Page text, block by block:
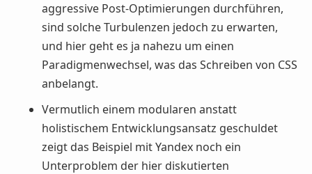
aggressive Post-Optimierungen durchführen,
sind solche Turbulenzen jedoch zu erwarten,
und hier geht es ja nahezu um einen
Paradigmenwechsel, was das Schreiben von CSS
anbelangt.
Vermutlich einem modularen anstatt
holistischem Entwicklungsansatz geschuldet
zeigt das Beispiel mit Yandex noch ein
Unterproblem der hier diskutierten